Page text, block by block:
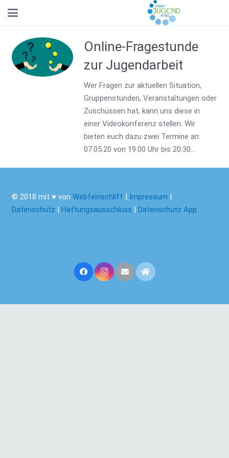
Online-Fragestunde
zur Jugendarbeit
Wer Fragen zur aktuellen Situation,
Gruppenstunden, Veranstaltungen oder
Zuschüssen hat, kann uns diese in
einer Videokonferenz stellen. Wir
bieten euch dazu zwei Termine an:
07.05.20 von 19:00 Uhr bis 20:30…
© 2018 mit ♥ von Webfeinschliff | Impressum |
Datenschutz | Haftungsausschluss | Datenschutz App